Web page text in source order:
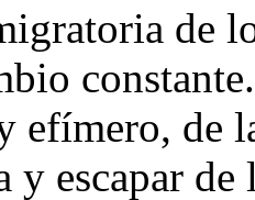
de
efímero, de
y escapar